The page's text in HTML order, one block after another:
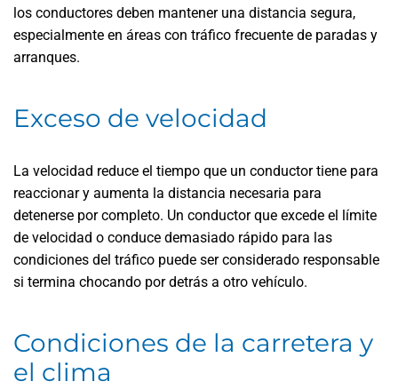
los conductores deben mantener una distancia segura,
especialmente en áreas con tráfico frecuente de paradas y
arranques.
Exceso de velocidad
La velocidad reduce el tiempo que un conductor tiene para
reaccionar y aumenta la distancia necesaria para
detenerse por completo. Un conductor que excede el límite
de velocidad o conduce demasiado rápido para las
condiciones del tráfico puede ser considerado responsable
si termina chocando por detrás a otro vehículo.
Condiciones de la carretera y
el clima